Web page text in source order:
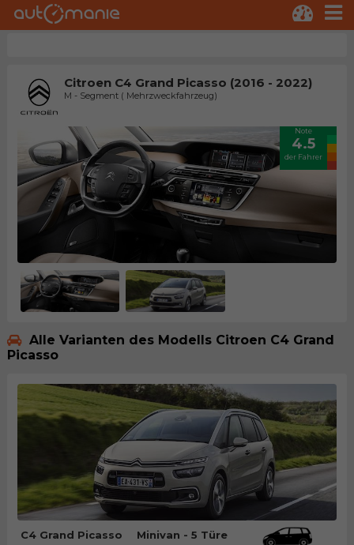
Citroen C4 Grand Picasso (2016 - 2022)
M - Segment ( Mehrzweckfahrzeug)
Note
4.5
der Fahrer
Alle Varianten des Modells Citroen C4 Grand
Picasso
C4 Grand Picasso Minivan - 5 Türe